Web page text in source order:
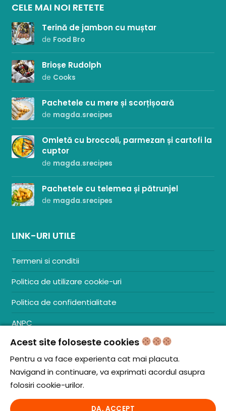
CELE MAI NOI RETETE
Terină de jambon cu muștar
de Food Bro
Brioșe Rudolph
de Cooks
Pachetele cu mere și scorțișoară
de magda.srecipes
Omletă cu broccoli, parmezan și cartofi la
cuptor
de magda.srecipes
Pachetele cu telemea și pătrunjel
de magda.srecipes
LINK-URI UTILE
Termeni si conditii
Politica de utilizare cookie-uri
Politica de confidentialitate
ANPC
Contact
S.C. ZENCOM MEDIA GROUP SRL
J20/1379/2017
Acest site foloseste cookies
Pentru a va face experienta cat mai placuta.
Navigand in continuare, va exprimati acordul asupra
folosiri cookie-urilor.
DA, ACCEPT